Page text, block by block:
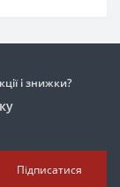
і знижки?
Підписатися